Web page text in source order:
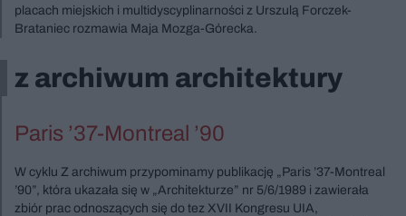
placach miejskich i multidyscyplinarności z Urszulą Forczek-
Brataniec rozmawia Maja Mozga-Górecka.
z archiwum architektury
Paris ’37-Montreal ’90
W cyklu Z archiwum przypominamy publikację „Paris ’37-Montreal
’90”, która ukazała się w „Architekturze” nr 5/6/1989 i zawierała
zbiór prac odnoszących się do tez XVII Kongresu UIA,